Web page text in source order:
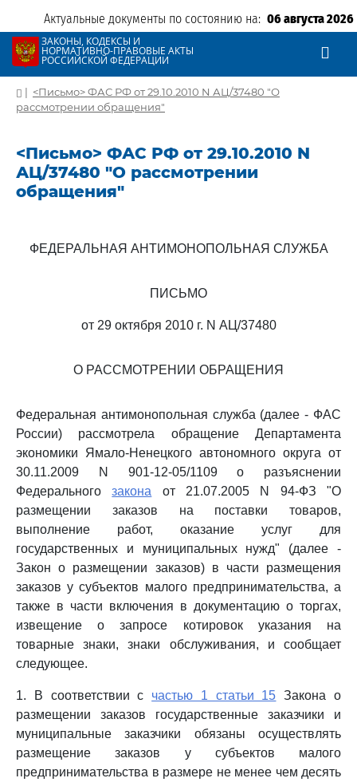
Актуальные документы по состоянию на: 06 августа 2026
ЗАКОНЫ, КОДЕКСЫ И
НОРМАТИВНО-ПРАВОВЫЕ АКТЫ
РОССИЙСКОЙ ФЕДЕРАЦИИ
| <Письмо> ФАС РФ от 29.10.2010 N АЦ/37480 "О
рассмотрении обращения"
<Письмо> ФАС РФ от 29.10.2010 N
АЦ/37480 "О рассмотрении
обращения"
ФЕДЕРАЛЬНАЯ АНТИМОНОПОЛЬНАЯ СЛУЖБА
ПИСЬМО
от 29 октября 2010 г. N АЦ/37480
О РАССМОТРЕНИИ ОБРАЩЕНИЯ
Федеральная антимонопольная служба (далее - ФАС
России) рассмотрела обращение Департамента
экономики Ямало-Ненецкого автономного округа от
30.11.2009 N 901-12-05/1109 о разъяснении
Федеральногозакона от 21.07.2005 N 94-ФЗ "О
размещении заказов на поставки товаров,
выполнение работ, оказание услуг для
государственных и муниципальных нужд" (далее -
Закон о размещении заказов) в части размещения
заказов у субъектов малого предпринимательства, а
также в части включения в документацию о торгах,
извещение о запросе котировок указания на
товарные знаки, знаки обслуживания, и сообщает
следующее.
1. В соответствии с частью 1 статьи 15 Закона о
размещении заказов государственные заказчики и
муниципальные заказчики обязаны осуществлять
размещение заказов у субъектов малого
предпринимательства в размере не менее чем десять